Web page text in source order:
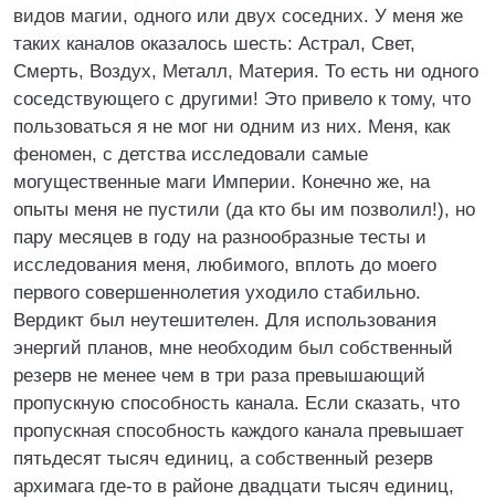
видов магии, одного или двух соседних. У меня же
таких каналов оказалось шесть: Астрал, Свет,
Смерть, Воздух, Металл, Материя. То есть ни одного
соседствующего с другими! Это привело к тому, что
пользоваться я не мог ни одним из них. Меня, как
феномен, с детства исследовали самые
могущественные маги Империи. Конечно же, на
опыты меня не пустили (да кто бы им позволил!), но
пару месяцев в году на разнообразные тесты и
исследования меня, любимого, вплоть до моего
первого совершеннолетия уходило стабильно.
Вердикт был неутешителен. Для использования
энергий планов, мне необходим был собственный
резерв не менее чем в три раза превышающий
пропускную способность канала. Если сказать, что
пропускная способность каждого канала превышает
пятьдесят тысяч единиц, а собственный резерв
архимага где-то в районе двадцати тысяч единиц,